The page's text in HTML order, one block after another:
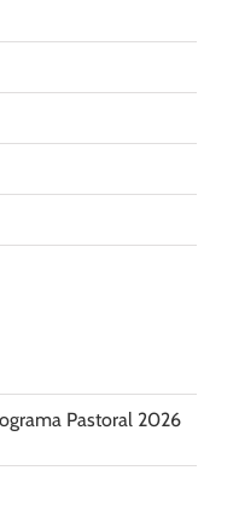
Pastoral 2026